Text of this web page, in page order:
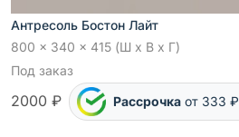
Антресоль Бостон Лайт
800 x 340 x 415 (Ш x В x Г)
Под заказ
2000 ₽ Рассрочка от 333 ₽